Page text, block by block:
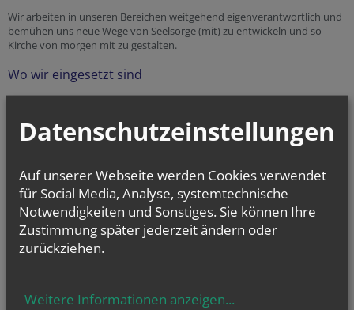
Wir arbeiten in unseren Bereichen weitgehend eigenverantwortlich und
bemühen uns neue Wege von Seelsorge (mit) zu entwickeln und so
Kirche von morgen mit zu gestalten.
Wo wir eingesetzt sind
eines Pfarrverbandes, Seelsorgeraumes eines Dekanats oder einer
anderen pastoralen Einheit mit.
Seelsorge (Kategorialseelsorge) tätig, zum Beispiel in der Krankenhaus-
und Altenheimseelsorge, in der Erwachsenenbildung, in der
Jugendarbeit usw.
Das ausführlicheBerufsbild der PastoralassistentInnen der
Datenschutzeinstellungen
Auf unserer Webseite werden Cookies verwendet
für Social Media, Analyse, systemtechnische
Notwendigkeiten und Sonstiges. Sie können Ihre
Zustimmung später jederzeit ändern oder
zurückziehen.
Weitere Informationen anzeigen...